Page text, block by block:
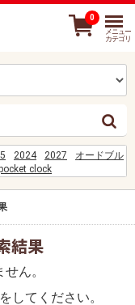
2024 2027
オードブル
clock
0
メニュー
カテゴリ
結果
ん。
してください。